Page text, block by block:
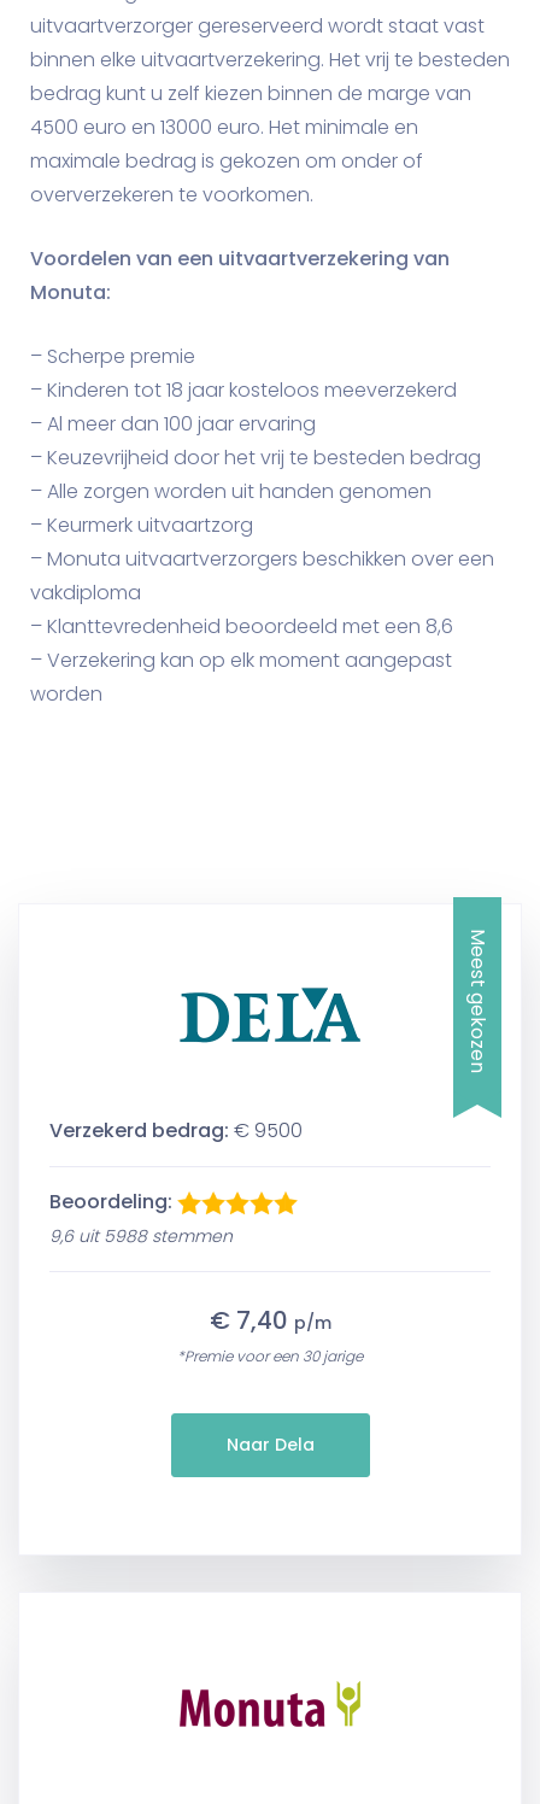
uitvaartverzorger gereserveerd wordt staat vast
binnen elke uitvaartverzekering. Het vrij te besteden
bedrag kunt u zelf kiezen binnen de marge van
4500 euro en 13000 euro. Het minimale en
maximale bedrag is gekozen om onder of
oververzekeren te voorkomen.
Voordelen van een uitvaartverzekering van
Monuta:
– Scherpe premie
– Kinderen tot 18 jaar kosteloos meeverzekerd
– Al meer dan 100 jaar ervaring
– Keuzevrijheid door het vrij te besteden bedrag
– Alle zorgen worden uit handen genomen
– Keurmerk uitvaartzorg
– Monuta uitvaartverzorgers beschikken over een
vakdiploma
– Klanttevredenheid beoordeeld met een 8,6
– Verzekering kan op elk moment aangepast
worden
Meest gekozen
Verzekerd bedrag: € 9500
Beoordeling:
9,6 uit 5988 stemmen
€ 7,40 p/m
*Premie voor een 30 jarige
Naar Dela